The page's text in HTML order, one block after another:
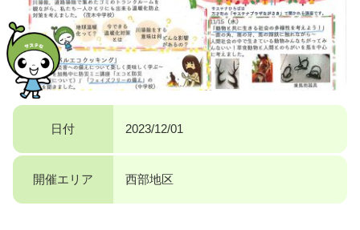
日付 2023/12/01
開催エリア 西部地区